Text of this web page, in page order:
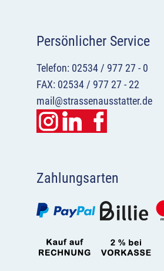
Persönlicher Service
Telefon: 02534 / 977 27 - 0
FAX: 02534 / 977 27 - 22
mail@strassenausstatter.de
Zahlungsarten